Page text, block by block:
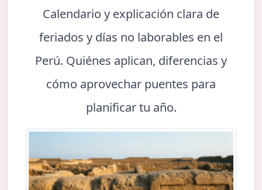
Calendario y explicación clara de
feriados y días no laborables en el
Perú. Quiénes aplican, diferencias y
cómo aprovechar puentes para
planificar tu año.